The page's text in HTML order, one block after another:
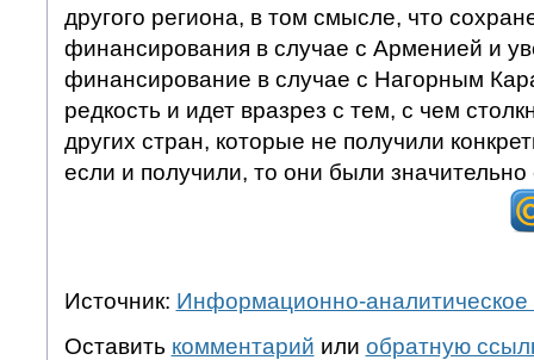
другого региона, в том смысле, что
финансирования в случае с Арменией и
финансирование в случае с Нагорным
редкость и идет вразрез с тем, с чем
других стран, которые не получили
если и получили, то они были
Источник: Информационно-аналитическое
Оставить комментарий или обратную